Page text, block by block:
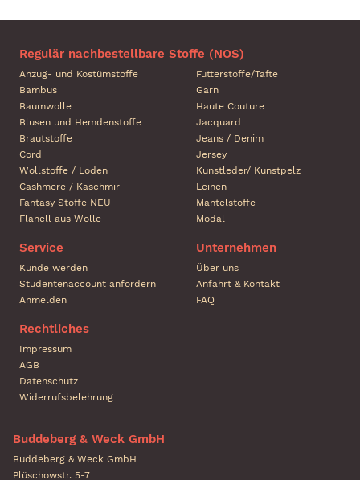
Regulär nachbestellbare Stoffe (NOS)
Anzug- und Kostümstoffe
Bambus
Baumwolle
Blusen und Hemdenstoffe
Brautstoffe
Cord
Wollstoffe / Loden
Cashmere / Kaschmir
Fantasy Stoffe NEU
Flanell aus Wolle
Futterstoffe/Tafte
Garn
Haute Couture
Jacquard
Jeans / Denim
Jersey
Kunstleder/ Kunstpelz
Leinen
Mantelstoffe
Modal
Service
Kunde werden
Studentenaccount anfordern
Anmelden
Unternehmen
Über uns
Anfahrt & Kontakt
FAQ
Rechtliches
Impressum
AGB
Datenschutz
Widerrufsbelehrung
Buddeberg & Weck GmbH
Buddeberg & Weck GmbH
Plüschowstr. 5-7